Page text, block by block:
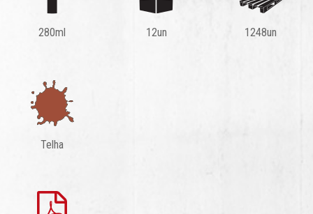
280ml 12un 1248un
Telha